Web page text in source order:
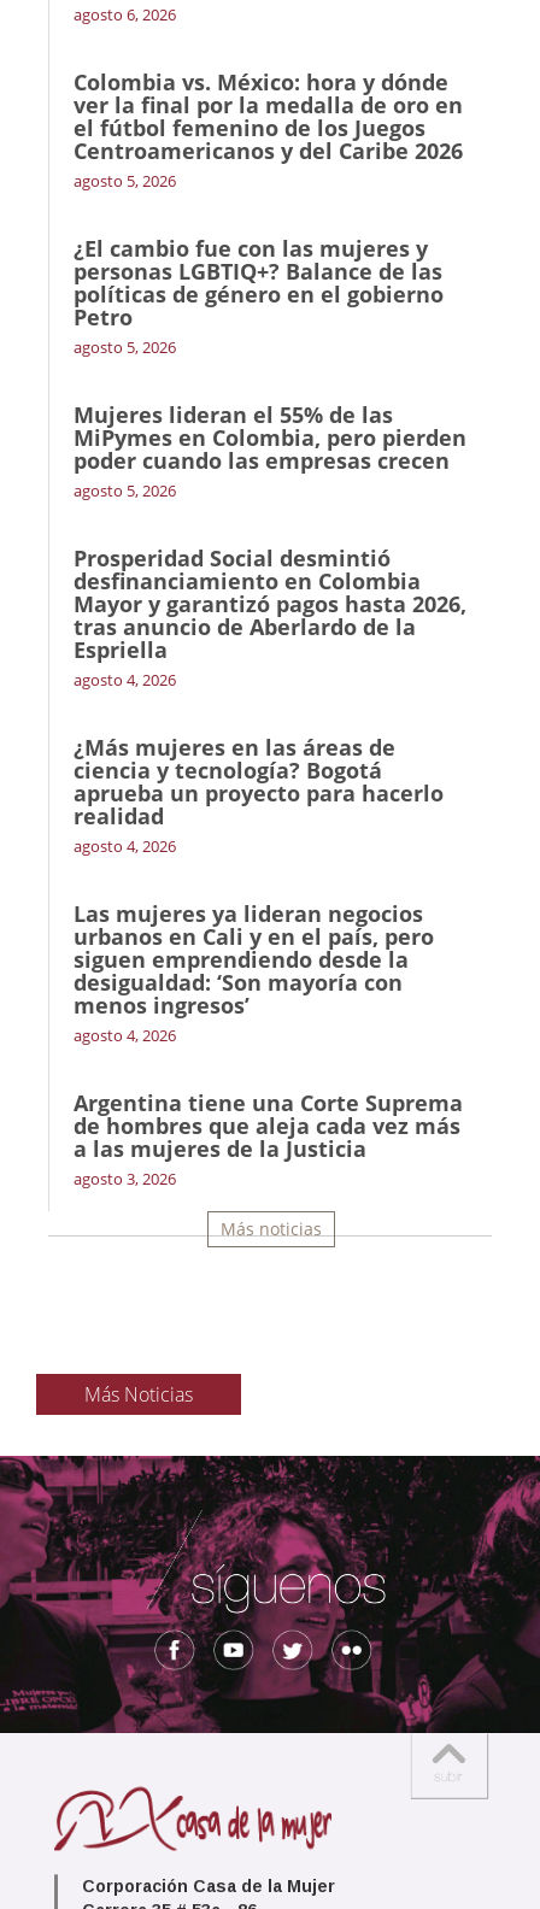
agosto 6, 2026
Colombia vs. México: hora y dónde
ver la final por la medalla de oro en
el fútbol femenino de los Juegos
Centroamericanos y del Caribe 2026
agosto 5, 2026
¿El cambio fue con las mujeres y
personas LGBTIQ+? Balance de las
políticas de género en el gobierno
Petro
agosto 5, 2026
Mujeres lideran el 55% de las
MiPymes en Colombia, pero pierden
poder cuando las empresas crecen
agosto 5, 2026
Prosperidad Social desmintió
desfinanciamiento en Colombia
Mayor y garantizó pagos hasta 2026,
tras anuncio de Aberlardo de la
Espriella
agosto 4, 2026
¿Más mujeres en las áreas de
ciencia y tecnología? Bogotá
aprueba un proyecto para hacerlo
realidad
agosto 4, 2026
Las mujeres ya lideran negocios
urbanos en Cali y en el país, pero
siguen emprendiendo desde la
desigualdad: ‘Son mayoría con
menos ingresos’
agosto 4, 2026
Argentina tiene una Corte Suprema
de hombres que aleja cada vez más
a las mujeres de la Justicia
agosto 3, 2026
Más noticias
Más Noticias
Corporación Casa de la Mujer